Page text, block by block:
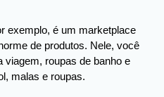
exemplo, é um marketplace
de produtos. Nele, você
viagem, roupas de banho e
malas e roupas.